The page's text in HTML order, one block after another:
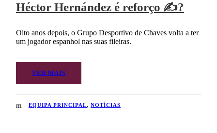
Héctor Hernández é reforço ✍?
Oito anos depois, o Grupo Desportivo de Chaves volta a ter
um jogador espanhol nas suas fileiras.
VER MAIS
EQUIPA PRINCIPAL, NOTÍCIAS